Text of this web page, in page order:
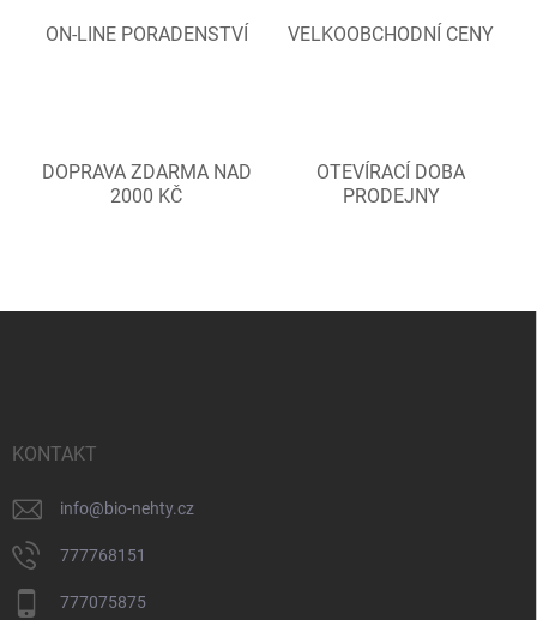
ON-LINE PORADENSTVÍ VELKOOBCHODNÍ CENY
DOPRAVA ZDARMA NAD
2000 KČ
OTEVÍRACÍ DOBA
PRODEJNY
KONTAKT
info@bio-nehty.cz
777768151
777075875